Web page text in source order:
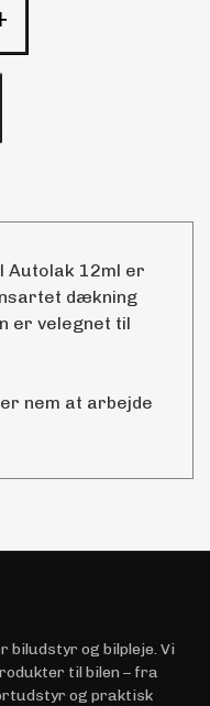
Autolak 12ml er
dækning
er velegnet til
nem at arbejde
biludstyr og bilpleje. Vi
til bilen – fra
og praktisk